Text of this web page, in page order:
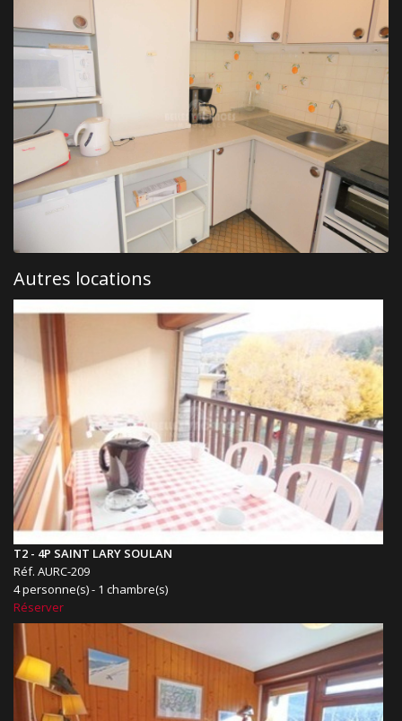
Autres locations
T2 - 4P SAINT LARY SOULAN
Réf. AURC-209
4 personne(s) - 1 chambre(s)
Réserver